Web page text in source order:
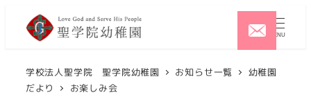
MENU
学校法人聖学院 聖学院幼稚園 お知らせ一覧
幼稚園
だより
お楽しみ会